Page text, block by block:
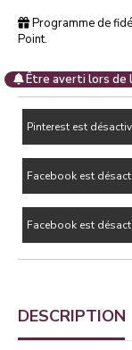
Programme de
Point.
Être averti lors de
Pinterest est
Facebook est
Facebook est
DESCRIPTION